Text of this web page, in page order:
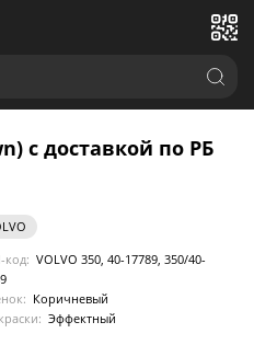
с доставкой по РБ
код: VOLVO 350, 40-17789, 350/40-
Коричневый
Эффектный